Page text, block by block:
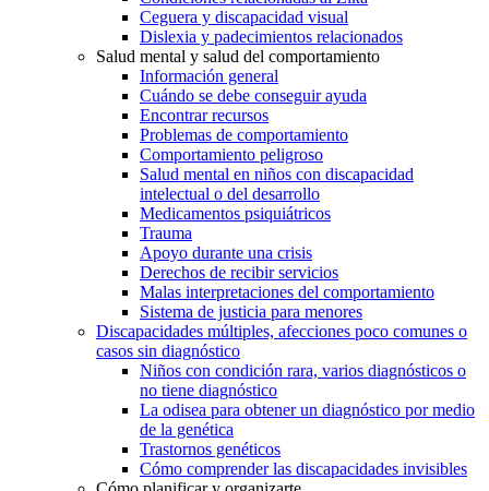
Ceguera y discapacidad visual
Dislexia y padecimientos relacionados
Salud mental y salud del comportamiento
Información general
Cuándo se debe conseguir ayuda
Encontrar recursos
Problemas de comportamiento
Comportamiento peligroso
Salud mental en niños con discapacidad
intelectual o del desarrollo
Medicamentos psiquiátricos
Trauma
Apoyo durante una crisis
Derechos de recibir servicios
Malas interpretaciones del comportamiento
Sistema de justicia para menores
Discapacidades múltiples, afecciones poco comunes o
casos sin diagnóstico
Niños con condición rara, varios diagnósticos o
no tiene diagnóstico
La odisea para obtener un diagnóstico por medio
de la genética
Trastornos genéticos
Cómo comprender las discapacidades invisibles